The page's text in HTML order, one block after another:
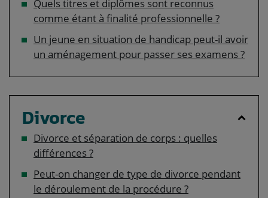
Quels titres et diplômes sont reconnus
comme étant à finalité professionnelle ?
Un jeune en situation de handicap peut-il avoir
un aménagement pour passer ses examens ?
Divorce
Divorce et séparation de corps : quelles
différences ?
Peut-on changer de type de divorce pendant
le déroulement de la procédure ?